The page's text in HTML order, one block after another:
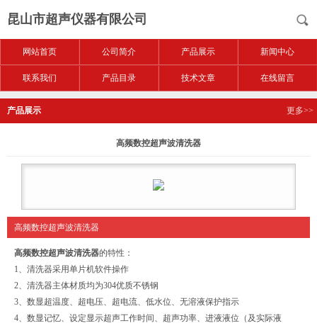
昆山市超声仪器有限公司
网站首页 公司简介 产品展示 新闻中心
联系我们 产品目录 技术文章 在线留言
产品展示 更多>>
高频数控超声波清洗器
高频数控超声波清洗器
高频数控超声波清洗器的特性：
1、清洗器采用单片机软件操作
2、清洗器主体材质均为304优质不锈钢
3、数显超温度、超电压、超电流、低水位、无溶液保护指示
4、数显记忆、设定显示超声工作时间、超声功率、进液液位（及实际液